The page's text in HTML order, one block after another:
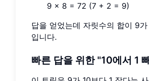
9 x 8 = 72 (7 + 2 = 9)
답을 얻었는데 자릿수의 합이 9
입니다.
빠른 답을 위한 "10에서 1